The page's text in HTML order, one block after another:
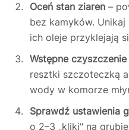
Oceń stan ziaren –
bez kamyków.
ich oleje przyklejają
Wstępne czyszczenie
resztki szczoteczką
wody w komorze
Sprawdź ustawienia
o 2–3 „kliki" na